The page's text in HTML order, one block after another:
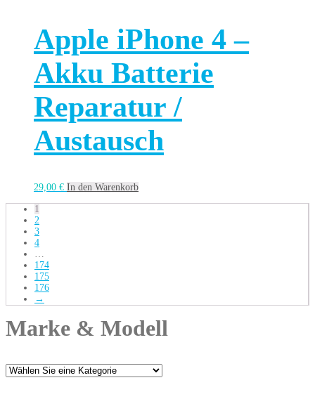
Apple iPhone 4 –
Akku Batterie
Reparatur /
Austausch
29,00 € In den Warenkorb
1
2
3
4
…
174
175
176
→
Marke & Modell